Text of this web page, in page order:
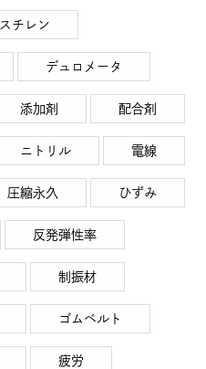
スチレン
デュロメータ
添加剤 配合剤
ニトリル 電線
圧縮永久 ひずみ
反発弾性率
制振材
ゴムベルト
疲労